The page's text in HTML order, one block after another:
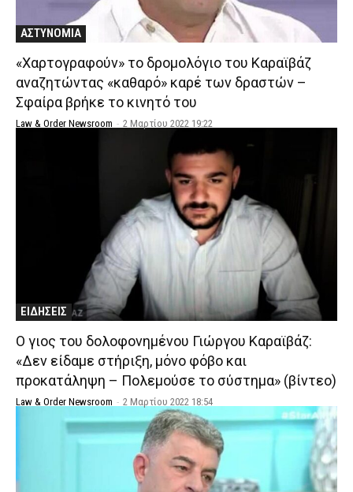
ΑΣΤΥΝΟΜΙΑ
«Χαρτογραφούν» το δρομολόγιο του Καραϊβάζ
αναζητώντας «καθαρό» καρέ των δραστών –
Σφαίρα βρήκε το κινητό του
Law & Order Newsroom - 2 Μαρτίου 2022 19:22
ΕΙΔΗΣΕΙΣ
Ο γιος του δολοφονημένου Γιώργου Καραϊβάζ:
«Δεν είδαμε στήριξη, μόνο φόβο και
προκατάληψη – Πολεμούσε το σύστημα» (βίντεο)
Law & Order Newsroom - 2 Μαρτίου 2022 18:54